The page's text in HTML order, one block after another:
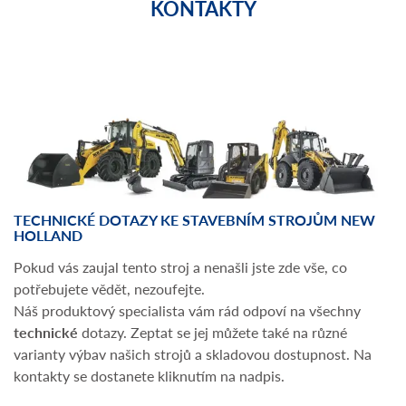
KONTAKTY
TECHNICKÉ DOTAZY KE STAVEBNÍM STROJŮM NEW
HOLLAND
Pokud vás zaujal tento stroj a nenašli jste zde vše, co
potřebujete vědět, nezoufejte.
Náš produktový specialista vám rád odpoví na všechny
technické dotazy. Zeptat se jej můžete také na různé
varianty výbav našich strojů a skladovou dostupnost. Na
kontakty se dostanete kliknutím na nadpis.